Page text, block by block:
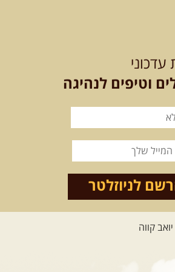
בהובלת
וטיפים לנהיגה
לניוזלטר